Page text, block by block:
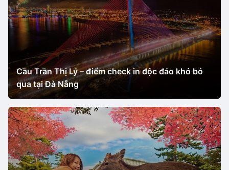
Cầu Trần Thị Lý – điểm check in độc đáo khó bỏ
qua tại Đà Nẵng